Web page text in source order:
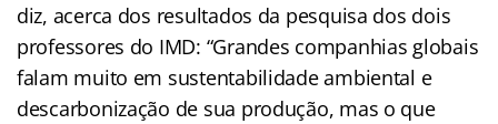
diz, acerca dos resultados da pesquisa dos dois
professores do IMD: “Grandes companhias globais
falam muito em sustentabilidade ambiental e
descarbonização de sua produção, mas o que